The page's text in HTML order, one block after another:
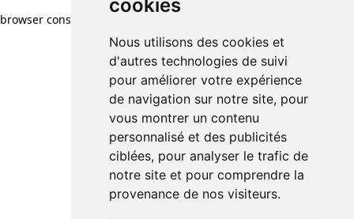
cookies
Nous utilisons des cookies et
d'autres technologies de suivi
pour améliorer votre expérience
de navigation sur notre site, pour
vous montrer un contenu
personnalisé et des publicités
ciblées, pour analyser le trafic de
notre site et pour comprendre la
provenance de nos visiteurs.
browser console for more information)